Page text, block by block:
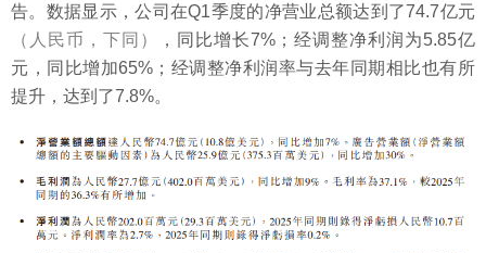
告。数据显示，公司在Q1季度的净营业总额达到了74.7亿元
（人民币，下同）
，同比增长7%；经调整净利润为5.85亿
元，同比增加65%；经调整净利润率与去年同期相比也有所
提升，达到了7.8%。